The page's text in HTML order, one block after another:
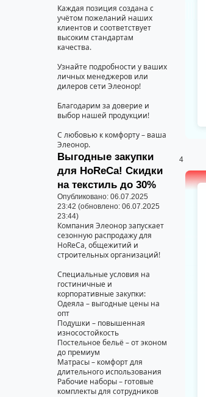
Каждая позиция создана с
учётом пожеланий наших
клиентов и соответствует
высоким стандартам
качества.
Узнайте подробности у ваших
личных менеджеров или
дилеров сети Элеонор!
Благодарим за доверие и
выбор нашей продукции!
С любовью к комфорту – ваша
Элеонор.
Выгодные закупки
для HoReCa! Скидки
на текстиль до 30%
Опубликовано: 06.07.2025
23:42 (обновлено: 06.07.2025
23:44)
Компания Элеонор запускает
сезонную распродажу для
HoReCa, общежитий и
строительных организаций!
Специальные условия на
гостиничные и
корпоративные закупки:
Одеяла – выгодные цены на
опт
Подушки – повышенная
износостойкость
Постельное бельё – от эконом
до премиум
Матрасы – комфорт для
длительного использования
Рабочие наборы – готовые
комплекты для сотрудников
4